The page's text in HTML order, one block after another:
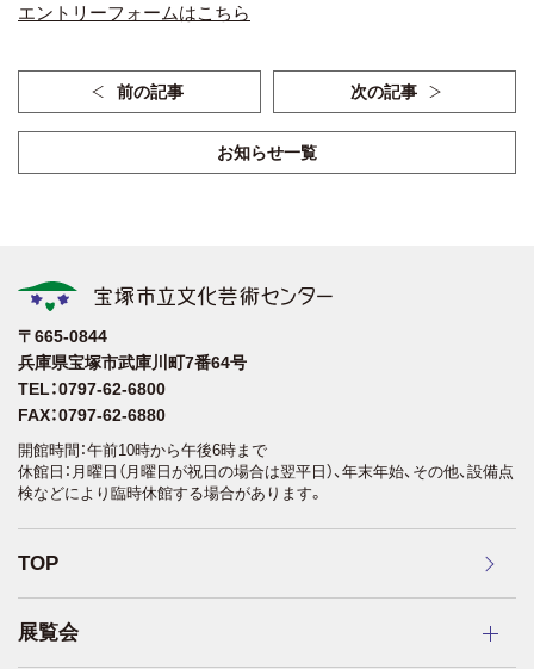
エントリーフォームはこちら
前の記事
お知らせ一覧
次の記事
TOP
展覧会
〒665-0844
兵庫県宝塚市武庫川町7番64号
TEL：0797-62-6800
FAX：0797-62-6880
開館時間：午前10時から午後6時まで
休館日：月曜日（月曜日が祝日の場合は翌平日）、年末年始、その他、設備点
検などにより臨時休館する場合があります。